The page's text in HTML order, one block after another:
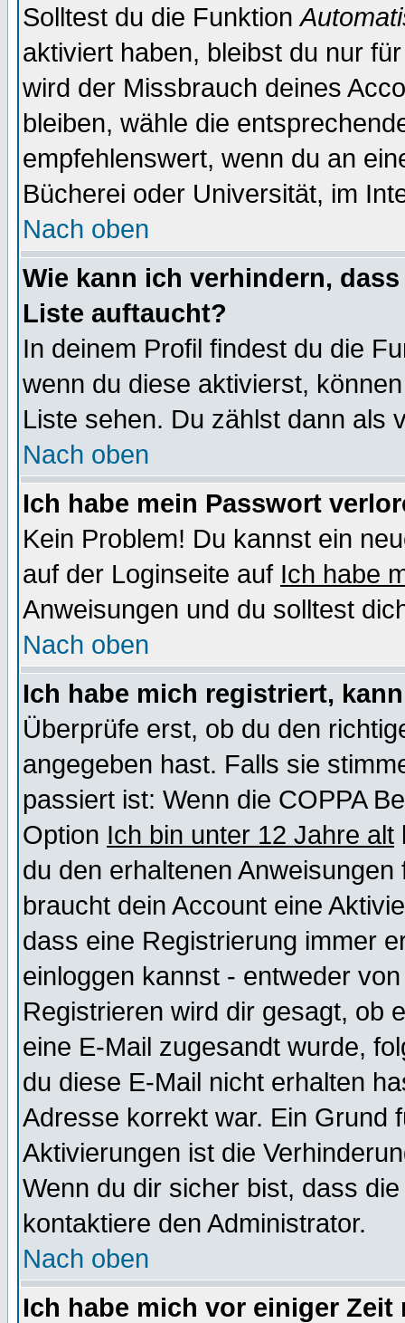
Solltest du die Funktion
aktiviert haben, bleibst du nur
wird der Missbrauch deines
bleiben, wähle die
empfehlenswert, wenn du an
Bücherei oder Universität, im
Nach oben
Wie kann ich verhindern,
Liste auftaucht?
In deinem Profil findest du die
wenn du diese aktivierst,
Liste sehen. Du zählst dann als
Nach oben
Ich habe mein Passwort
Kein Problem! Du kannst ein
auf der Loginseite auf Ich habe
Anweisungen und du solltest
Nach oben
Ich habe mich registriert,
Überprüfe erst, ob du den
angegeben hast. Falls sie
passiert ist: Wenn die COPPA
Option Ich bin unter 12 Jahre alt
du den erhaltenen
braucht dein Account eine
dass eine Registrierung immer
einloggen kannst - entweder
Registrieren wird dir gesagt, ob
eine E-Mail zugesandt wurde,
du diese E-Mail nicht erhalten
Adresse korrekt war. Ein Grund
Aktivierungen ist die
Wenn du dir sicher bist, dass
kontaktiere den Administrator.
Nach oben
Ich habe mich vor einiger